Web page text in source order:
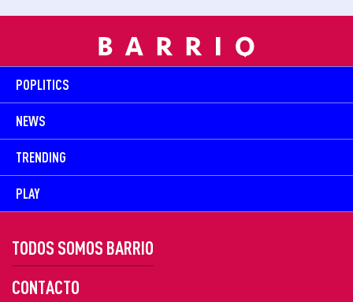
POPLITICS
NEWS
TRENDING
PLAY
TODOS SOMOS BARRIO
CONTACTO